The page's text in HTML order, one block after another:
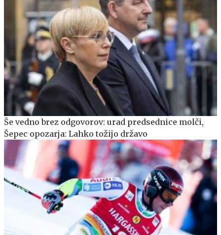
Še vedno brez odgovorov: urad predsednice molči,
Šepec opozarja: Lahko tožijo državo